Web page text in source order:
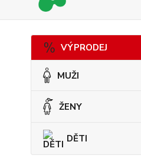
VÝPRODEJ
MUŽI
ŽENY
DĚTI